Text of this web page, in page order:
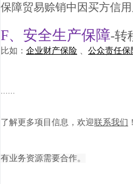
保障贸易赊销中因买方信
F、安全生产保障-转
比如： 企业财产保险 、 公众责任保
......
了解更多项目信息，欢迎联系我们
有业务资源需要合作。